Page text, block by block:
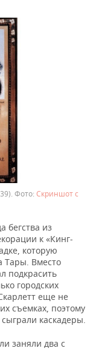
Скриншот с
бегства из
к «Кинг-
которую
Тары. Вместо
подкрасить
городских
еще не
съемках, поэтому
каскадеры.
заняли два с